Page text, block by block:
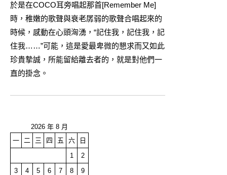
於是在COCO耳旁唱起那首[Remember Me]
時，稚嫩的歌聲與衰老孱弱的歌聲合唱起來的
時候，感動在心頭洶湧，“記住我，記住我，記
住我……”可能，這是愛最卑微的懇求而又如此
珍貴摯誠，所能留給離去者的，就是對他們一
直的掛念。
2026 年 8 月
一 二 三 四 五 六
日
1
2
3
4 5 6 7 8 9